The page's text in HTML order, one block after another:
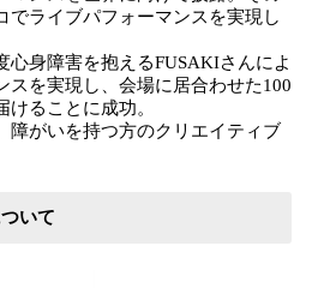
でライブパフォーマンスを実現し
身障害を抱えるFUSAKIさんによ
スを実現し、会場に居合わせた100
ることに成功。
障がいを持つ方のクリエイティブ
いて